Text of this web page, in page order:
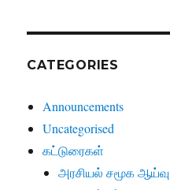
CATEGORIES
Announcements
Uncategorised
கட்டுரைகள்
அரசியல் சமூக ஆய்வு